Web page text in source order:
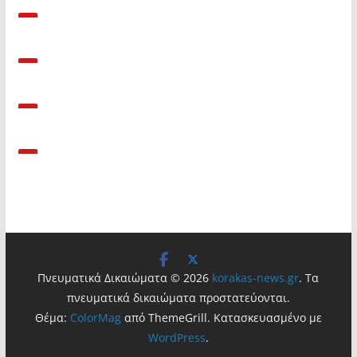
Πνευματικά Δικαιώματα © 2026 korakas-news.gr. Τα
πνευματικά δικαιώματα προστατεύονται.
Θέμα: ColorMagαπό ThemeGrill. Κατασκευασμένο με
WordPress.